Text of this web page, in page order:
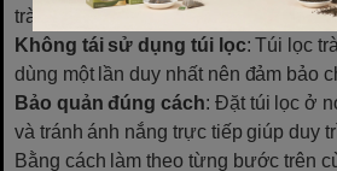
trà.
Không tái sử dụng túi lọc: Túi lọc
dùng một lần duy nhất nên đảm bảo
Bảo quản đúng cách: Đặt túi lọc ở
và tránh ánh nắng trực tiếp giúp duy
Bằng cách làm theo từng bước trên